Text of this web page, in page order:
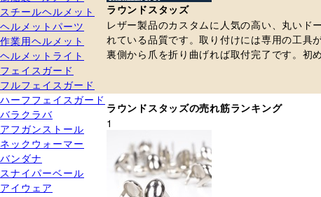
スチールヘルメット
ヘルメットパーツ
作業用ヘルメット
ヘルメットライト
フェイスガード
フルフェイスガード
ハーフフェイスガード
バラクラバ
アフガンストール
ネックウォーマー
バンダナ
スナイパーベール
アイウェア
ラウンドスタッズ
レザー製品のカスタムに人気の高い、丸いド
れている品質です。取り付けには専用の工具
裏側から爪を折り曲げれば取付完了です。初
ラウンドスタッズの売れ筋ランキング
1